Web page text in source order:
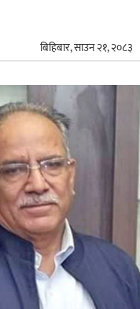
बिहिबार, साउन २१, २०८३